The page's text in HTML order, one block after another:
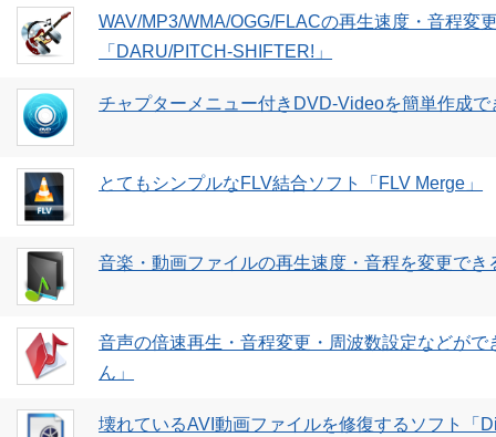
WAV/MP3/WMA/OGG/FLACの再生速度・音程変
「DARU/PITCH-SHIFTER!」
チャプターメニュー付きDVD-Videoを簡単作成
とてもシンプルなFLV結合ソフト「FLV Merge」
音楽・動画ファイルの再生速度・音程を変更でき
音声の倍速再生・音程変更・周波数設定などが
ん」
壊れているAVI動画ファイルを修復するソフト「